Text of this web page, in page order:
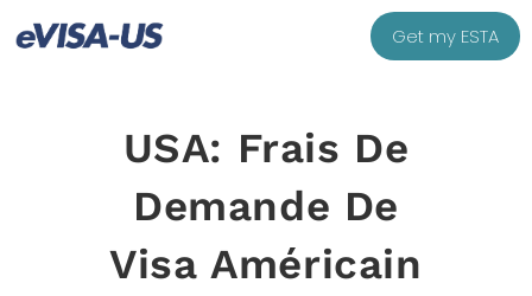
Get my ESTA
USA: Frais De
Demande De
Visa Américain